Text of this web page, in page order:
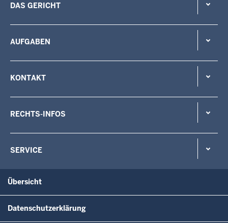
DAS GERICHT
AUFGABEN
KONTAKT
RECHTS-INFOS
SERVICE
Übersicht
Datenschutzerklärung